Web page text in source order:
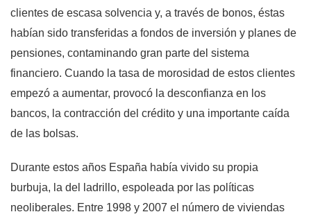
clientes de escasa solvencia y, a través de bonos, éstas
habían sido transferidas a fondos de inversión y planes de
pensiones, contaminando gran parte del sistema
financiero. Cuando la tasa de morosidad de estos clientes
empezó a aumentar, provocó la desconfianza en los
bancos, la contracción del crédito y una importante caída
de las bolsas.
Durante estos años España había vivido su propia
burbuja, la del ladrillo, espoleada por las políticas
neoliberales. Entre 1998 y 2007 el número de viviendas